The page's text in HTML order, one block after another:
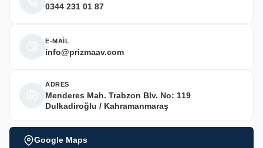
0344 231 01 87
E-MAİL
info@prizmaav.com
ADRES
Menderes Mah. Trabzon Blv. No: 119
Dulkadiroğlu / Kahramanmaraş
Google Maps